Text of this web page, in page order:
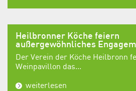
Heilbronner Köche feiern
außergewöhnliches
Der Verein der Köche Heilbronn
Weinpavillon das...
weiterlesen